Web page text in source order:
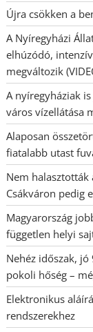
Újra csökken a
A Nyíregyházi
elhúzódó,
megváltozik
A nyíregyháziak
város vízellátása
Alaposan
fiatalabb utast
Nem halasztották
Csákváron pedig
Magyarország
független helyi
Nehéz időszak,
pokoli hőség –
Elektronikus
rendszerekhez